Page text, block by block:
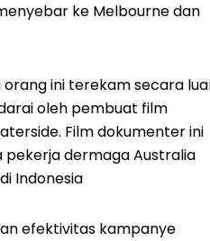
ke Melbourne dan
ini terekam secara
oleh pembuat film
Film dokumenter ini
dermaga Australia
Indonesia
efektivitas kampanye